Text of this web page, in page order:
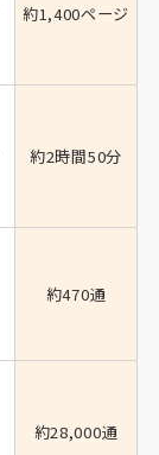
約1,400ページ
約2時間50分
約470通
約28,000通